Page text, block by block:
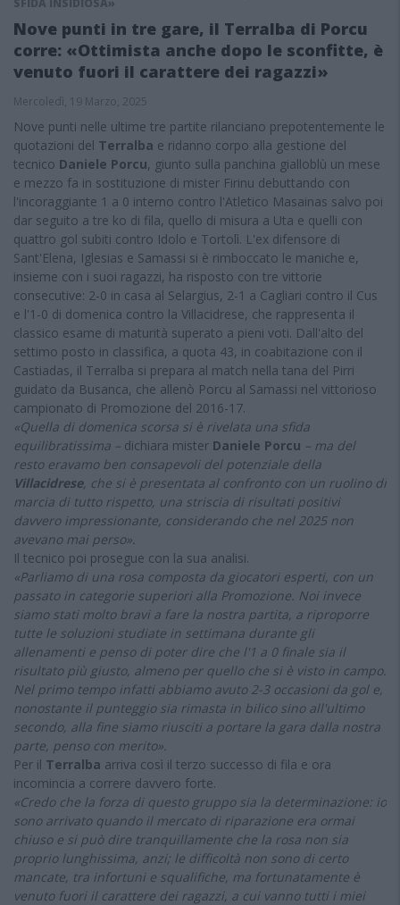
SFIDA INSIDIOSA»
Nove punti in tre gare, il Terralba di Porcu
corre: «Ottimista anche dopo le sconfitte, è
venuto fuori il carattere dei ragazzi»
Mercoledì, 19 Marzo, 2025
Nove punti nelle ultime tre partite rilanciano prepotentemente le
quotazioni del Terralba e ridanno corpo alla gestione del
tecnico Daniele Porcu, giunto sulla panchina gialloblù un mese
e mezzo fa in sostituzione di mister Firinu debuttando con
l'incoraggiante 1 a 0 interno contro l'Atletico Masainas salvo poi
dar seguito a tre ko di fila, quello di misura a Uta e quelli con
quattro gol subiti contro Idolo e Tortolì. L'ex difensore di
Sant'Elena, Iglesias e Samassi si è rimboccato le maniche e,
insieme con i suoi ragazzi, ha risposto con tre vittorie
consecutive: 2-0 in casa al Selargius, 2-1 a Cagliari contro il Cus
e l'1-0 di domenica contro la Villacidrese, che rappresenta il
classico esame di maturità superato a pieni voti. Dall'alto del
settimo posto in classifica, a quota 43, in coabitazione con il
Castiadas, il Terralba si prepara al match nella tana del Pirri
guidato da Busanca, che allenò Porcu al Samassi nel vittorioso
campionato di Promozione del 2016-17.
«Quella di domenica scorsa si è rivelata una sfida
equilibratissima – dichiara mister Daniele Porcu – ma del
resto eravamo ben consapevoli del potenziale della
Villacidrese, che si è presentata al confronto con un ruolino di
marcia di tutto rispetto, una striscia di risultati positivi
davvero impressionante, considerando che nel 2025 non
avevano mai perso».
Il tecnico poi prosegue con la sua analisi.
«Parliamo di una rosa composta da giocatori esperti, con un
passato in categorie superiori alla Promozione. Noi invece
siamo stati molto bravi a fare la nostra partita, a riproporre
tutte le soluzioni studiate in settimana durante gli
allenamenti e penso di poter dire che l'1 a 0 finale sia il
risultato più giusto, almeno per quello che si è visto in campo.
Nel primo tempo infatti abbiamo avuto 2-3 occasioni da gol e,
nonostante il punteggio sia rimasta in bilico sino all'ultimo
secondo, alla fine siamo riusciti a portare la gara dalla nostra
parte, penso con merito».
Per il Terralba arriva così il terzo successo di fila e ora
incomincia a correre davvero forte.
«Credo che la forza di questo gruppo sia la determinazione: io
sono arrivato quando il mercato di riparazione era ormai
chiuso e si può dire tranquillamente che la rosa non sia
proprio lunghissima, anzi; le difficoltà non sono di certo
mancate, tra infortuni e squalifiche, ma fortunatamente è
venuto fuori il carattere dei ragazzi, a cui vanno tutti i miei